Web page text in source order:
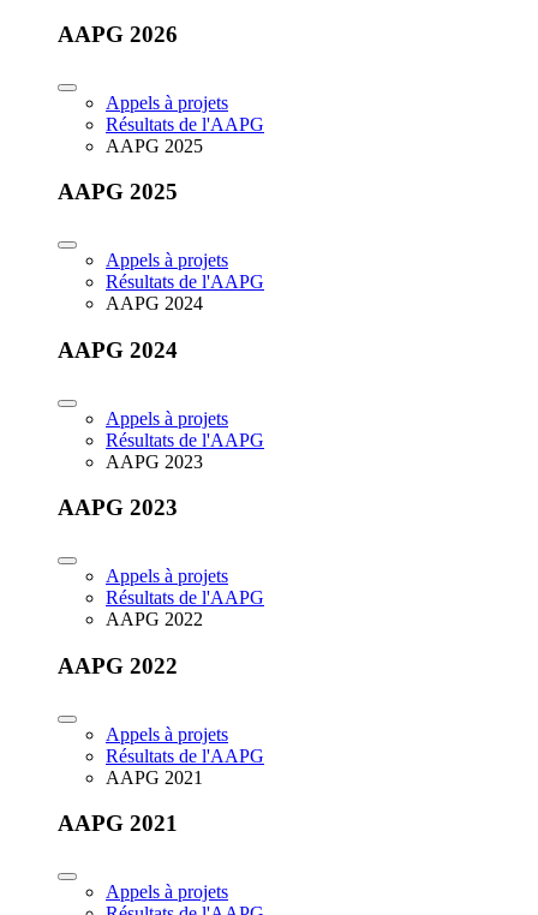
AAPG 2026
Appels à projets
Résultats de l'AAPG
AAPG 2025
AAPG 2025
Appels à projets
Résultats de l'AAPG
AAPG 2024
AAPG 2024
Appels à projets
Résultats de l'AAPG
AAPG 2023
AAPG 2023
Appels à projets
Résultats de l'AAPG
AAPG 2022
AAPG 2022
Appels à projets
Résultats de l'AAPG
AAPG 2021
AAPG 2021
Appels à projets